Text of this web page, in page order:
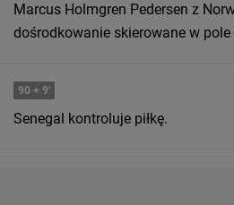
Marcus Holmgren Pedersen z
dośrodkowanie skierowane w pole
90 + 9'
Senegal kontroluje piłkę.